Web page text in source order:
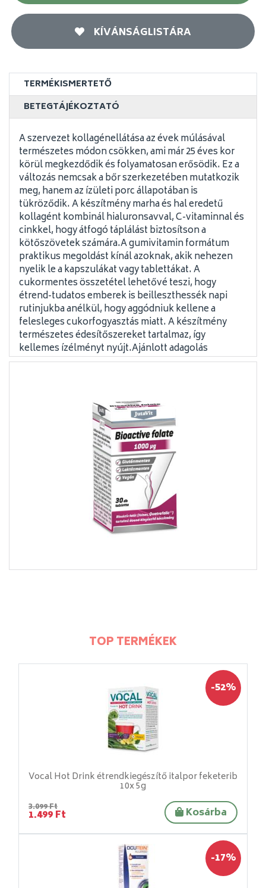
KÍVÁNSÁGLISTÁRA
TERMÉKISMERTETŐ
BETEGTÁJÉKOZTATÓ
A szervezet kollagénellátása az évek múlásával
természetes módon csökken, ami már 25 éves kor
körül megkezdődik és folyamatosan erősödik. Ez a
változás nemcsak a bőr szerkezetében mutatkozik
meg, hanem az ízületi porc állapotában is
tükröződik. A készítmény marha és hal eredetű
kollagént kombinál hialuronsavval, C-vitaminnal és
cinkkel, hogy átfogó táplálást biztosítson a
kötőszövetek számára.A gumivitamin formátum
praktikus megoldást kínál azoknak, akik nehezen
nyelik le a kapszulákat vagy tablettákat. A
cukormentes összetétel lehetővé teszi, hogy
étrend-tudatos emberek is beilleszthessék napi
rutinjukba anélkül, hogy aggódniuk kellene a
felesleges cukorfogyasztás miatt. A készítmény
természetes édesítőszereket tartalmaz, így
kellemes ízélményt nyújt.Ajánlott adagolás
Naponta 2 gumivitamin fogyasztása javasolt,
mivel a kollagén beépülése a szövetekbe
folyamatos folyamat.
TOP TERMÉKEK
-52%
Vocal Hot Drink étrendkiegészítő italpor feketerib
10x 5g
3.099 Ft
1.499 Ft Kosárba
-17%